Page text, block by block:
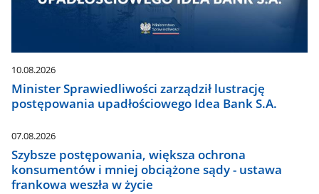
10.08.2026
Minister Sprawiedliwości zarządził lustrację
postępowania upadłościowego Idea Bank S.A.
07.08.2026
Szybsze postępowania, większa ochrona
konsumentów i mniej obciążone sądy - ustawa
frankowa weszła w życie